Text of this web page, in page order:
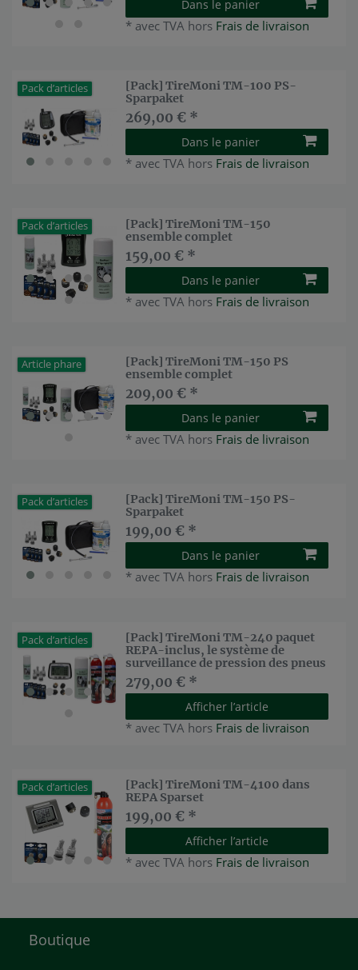
Dans le panier
* avec TVA hors Frais de livraison
Pack d’articles
[Pack] TireMoni TM-100 PS-
Sparpaket
269,00 € *
Dans le panier
* avec TVA hors Frais de livraison
Pack d’articles
[Pack] TireMoni TM-150
ensemble complet
159,00 € *
Dans le panier
* avec TVA hors Frais de livraison
Article phare
[Pack] TireMoni TM-150 PS
ensemble complet
209,00 € *
Dans le panier
* avec TVA hors Frais de livraison
Pack d’articles
[Pack] TireMoni TM-150 PS-
Sparpaket
199,00 € *
Dans le panier
* avec TVA hors Frais de livraison
Pack d’articles
[Pack] TireMoni TM-240 paquet
REPA-inclus, le système de
surveillance de pression des pneus
279,00 € *
Afficher l’article
* avec TVA hors Frais de livraison
Pack d’articles
[Pack] TireMoni TM-4100 dans
REPA Sparset
199,00 € *
Afficher l’article
* avec TVA hors Frais de livraison
Boutique